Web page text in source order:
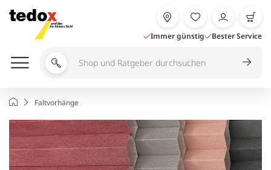
Inhalt
springen
Immer günstig Bester Service
Shop
durchsuchen
StartseiteFaltvorhänge